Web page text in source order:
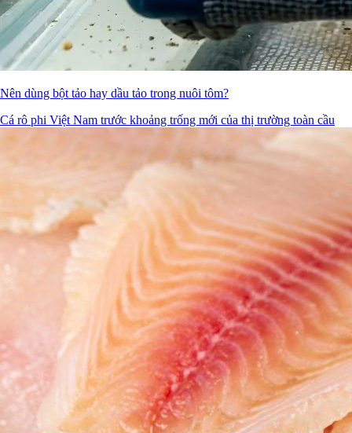
Nên dùng bột tảo hay dầu tảo trong nuôi tôm?
Cá rô phi Việt Nam trước khoảng trống mới của thị trường toàn cầu